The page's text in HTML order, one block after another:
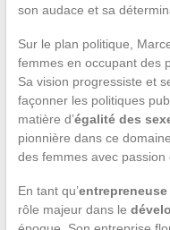
son audace et sa
Sur le plan politique,
femmes en occupant des
Sa vision progressiste et
façonner les politiques
matière d’égalité des
pionnière dans ce
des femmes avec passion
En tant qu’entrepreneuse
rôle majeur dans le